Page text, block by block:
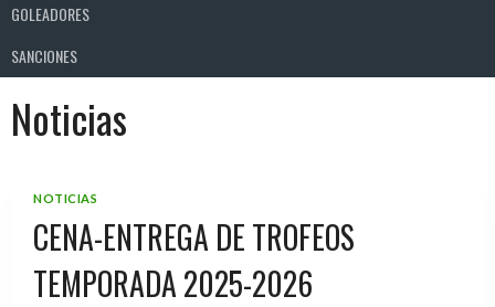
GOLEADORES
SANCIONES
Noticias
NOTICIAS
CENA-ENTREGA DE TROFEOS
TEMPORADA 2025-2026